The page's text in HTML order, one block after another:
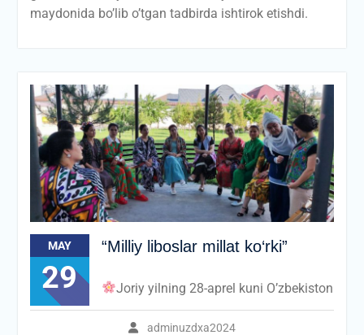
maydonida bo’lib o’tgan tadbirda ishtirok etishdi.
MAY
29
“Milliy liboslar millat kо‘rki”
adminuzdxa2024
Joriy yilning 28-aprel kuni O’zbekiston